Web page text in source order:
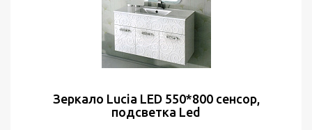
Зеркало Lucia LED 550*800 сенсор,
подсветка Led